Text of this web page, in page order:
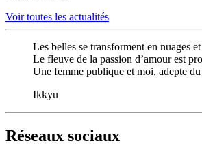
Voir toutes les actualités
Les belles se transforment en nuages
Le fleuve de la passion d’amour est
Une femme publique et moi, adepte
Ikkyu
Réseaux sociaux